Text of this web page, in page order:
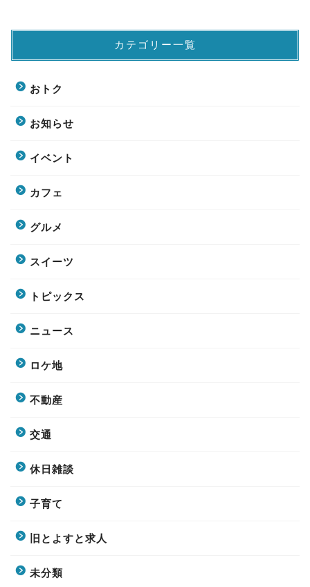
カテゴリー一覧
おトク
お知らせ
イベント
カフェ
グルメ
スイーツ
トピックス
ニュース
ロケ地
不動産
交通
休日雑談
子育て
旧とよすと求人
未分類